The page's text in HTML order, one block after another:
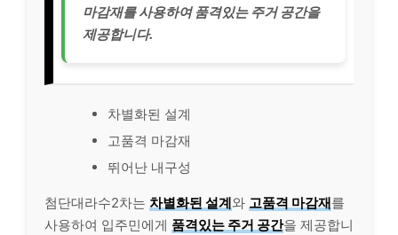
마감재를 사용하여 품격있는 주거 공간을
제공합니다.
차별화된 설계
고품격 마감재
뛰어난 내구성
첨단대라수2차는 차별화된 설계와 고품격 마감재를
사용하여 입주민에게 품격있는 주거 공간을 제공합니